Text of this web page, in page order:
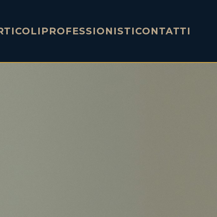
PROFESSIONISTICONTATTI